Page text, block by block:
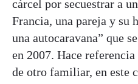
cárcel por secuestrar a
Francia, una pareja y su
una autocaravana” que
en 2007. Hace
de otro familiar, en este